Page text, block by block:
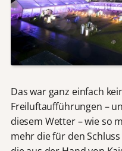
Das war ganz einfach
Freiluftaufführungen –
diesem Wetter – wie so
mehr die für den